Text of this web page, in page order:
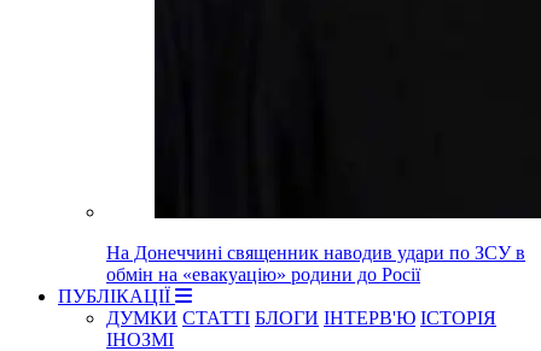
На Донеччині священник наводив удари по ЗСУ в
обмін на «евакуацію» родини до Росії
ПУБЛІКАЦІЇ
ДУМКИ СТАТТІ БЛОГИ ІНТЕРВ'Ю ІСТОРІЯ
ІНОЗМІ